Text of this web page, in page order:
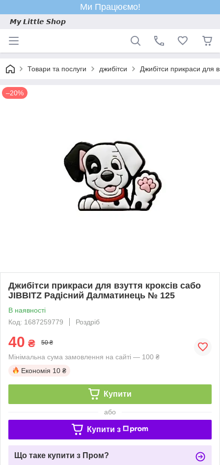
Ми Працюємо!
𝙈𝙮 𝙇𝙞𝙩𝙩𝙡𝙚 𝙎𝙝𝙤𝙥
Товари та послуги джибітси Джибітси прикраси для
–20%
Джибітси прикраси для взуття кроксів сабо
JIBBITZ Радісний Далматинець № 125
В наявності
Код: 1687259779
Роздріб
40 ₴ 50 ₴
Мінімальна сума замовлення на сайті — 100 ₴
Економія 10 ₴
Купити
або
Купити з
Що таке купити з Пром?